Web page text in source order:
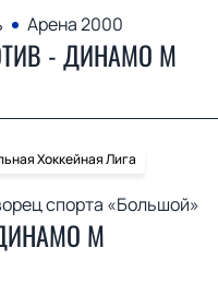
Арена 2000
- ДИНАМО М
Хоккейная Лига
спорта «Большой»
М